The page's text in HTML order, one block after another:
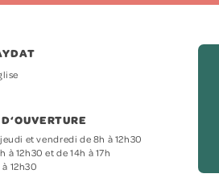
et vendredi de 8h à 12h30
à 12h30 et de 14h à 17h
12h30